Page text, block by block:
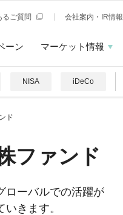
るご質問 会社案内・IR情報
ーン マーケット情報
NISA iDeCo
ド
ファンド
ローバルでの活躍が
きます。